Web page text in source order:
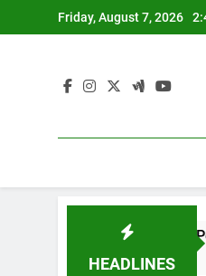
to
Friday, August 7, 2026
HEADLINES
Pekerjaan Pelajar